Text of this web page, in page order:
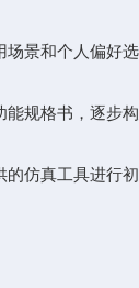
和个人偏好选
格书，逐步构
真工具进行初